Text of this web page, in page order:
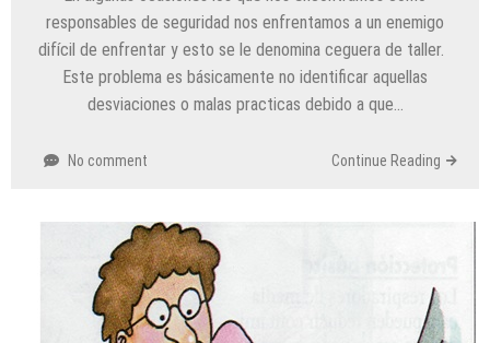
responsables de seguridad nos enfrentamos a un enemigo
difícil de enfrentar y esto se le denomina ceguera de taller.
Este problema es básicamente no identificar aquellas
desviaciones o malas practicas debido a que…
No comment Continue Reading